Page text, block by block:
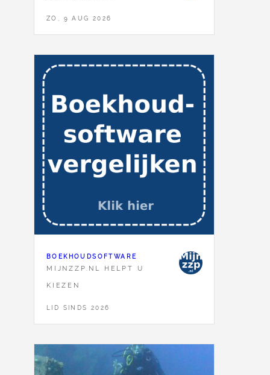
ZO, 9 AUG 2026
BOEKHOUDSOFTWARE
MIJNZZP.NL HELPT U
KIEZEN
LID SINDS 2026